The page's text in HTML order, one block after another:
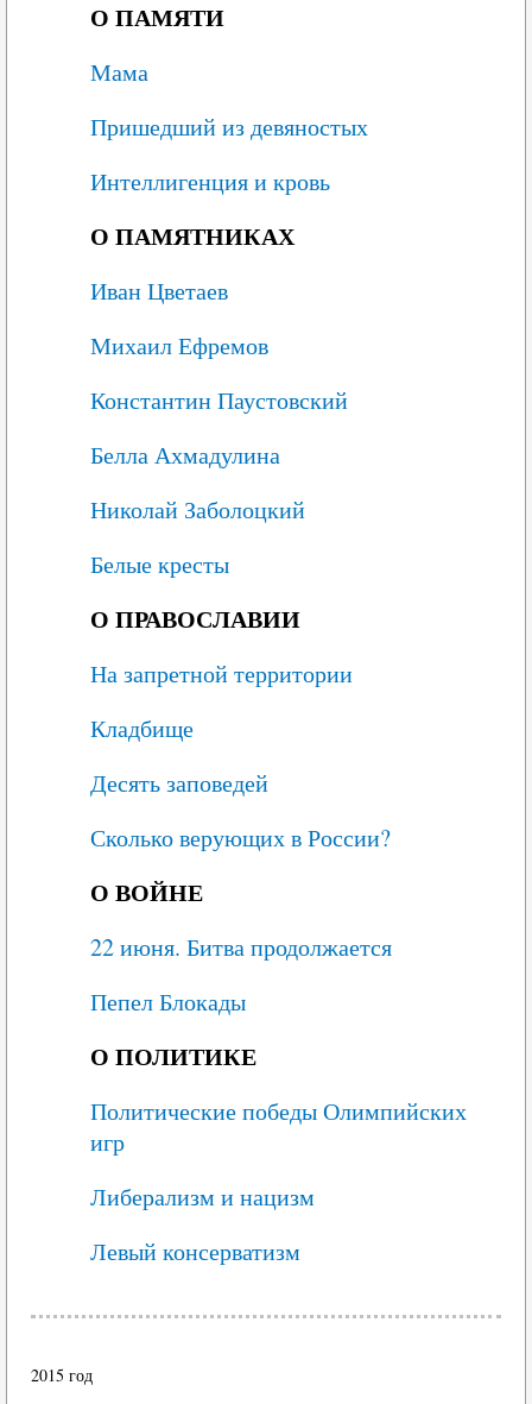
О ПАМЯТИ
Мама
Пришедший из девяностых
Интеллигенция и кровь
О ПАМЯТНИКАХ
Иван Цветаев
Михаил Ефремов
Константин Паустовский
Белла Ахмадулина
Николай Заболоцкий
Белые кресты
О ПРАВОСЛАВИИ
На запретной территории
Кладбище
Десять заповедей
Сколько верующих в России?
О ВОЙНЕ
22 июня. Битва продолжается
Пепел Блокады
О ПОЛИТИКЕ
Политические победы Олимпийских
игр
Либерализм и нацизм
Левый консерватизм
2015 год